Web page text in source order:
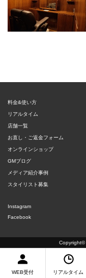
料金&使い方
リアルタイム
店舗一覧
お直し・ご返金フォーム
オンラインショップ
GMブログ
メディア紹介事例
スタイリスト募集
Instagram
Facebook
Copyright©
WEB受付 リアルタイム